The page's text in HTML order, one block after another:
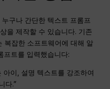
구나 간단한 텍스트 프롬프
을 제작할 수 있습니다. 기존
복잡한 소프트웨어에 대해 알
프트를 입력했습니다:
아이, 설명 텍스트를 강조하여
다.”